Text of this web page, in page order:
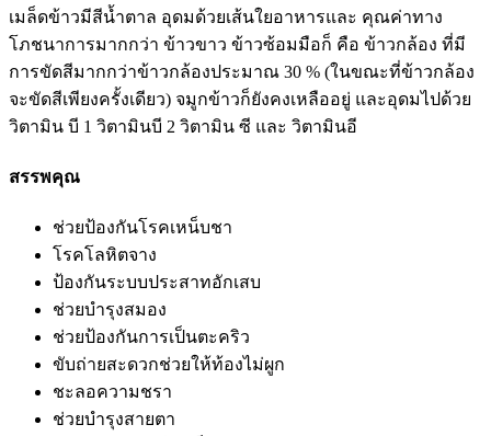
เมล็ดข้าวมีสีน้ำตาล อุดมด้วยเส้นใยอาหารและ คุณค่าทาง
โภชนาการมากกว่า ข้าวขาว ข้าวซ้อมมือก็ คือ ข้าวกล้อง ที่มี
การขัดสีมากกว่าข้าวกล้องประมาณ 30 % (ในขณะที่ข้าวกล้อง
จะขัดสีเพียงครั้งเดียว) จมูกข้าวก็ยังคงเหลืออยู่ และอุดมไปด้วย
วิตามิน บี 1 วิตามินบี 2 วิตามิน ซี และ วิตามินอี
สรรพคุณ
ช่วยป้องกันโรคเหน็บชา
โรคโลหิตจาง
ป้องกันระบบประสาทอักเสบ
ช่วยบำรุงสมอง
ช่วยป้องกันการเป็นตะคริว
ขับถ่ายสะดวกช่วยให้ท้องไม่ผูก
ชะลอความชรา
ช่วยบำรุงสายตา